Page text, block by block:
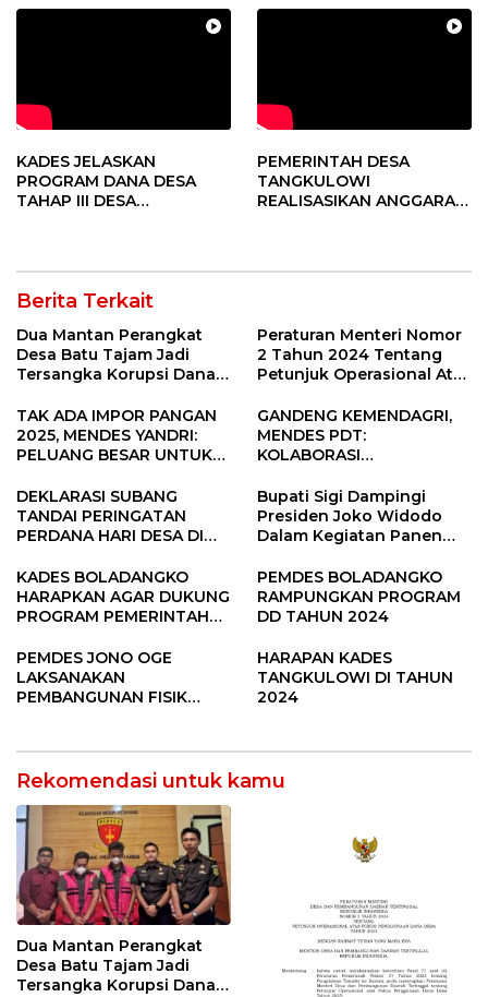
KADES JELASKAN
PROGRAM DANA DESA
TAHAP III DESA
PEMERINTAH DESA
TANGKULOWI
REALISASIKAN ANGGARAN
Berita Terkait
Dua Mantan Perangkat
Desa Batu Tajam Jadi
Tersangka Korupsi Dana
Peraturan Menteri Nomor
2 Tahun 2024 Tentang
Petunjuk Operasional Atas
Desa Tahun 2025
TAK ADA IMPOR PANGAN
2025, MENDES YANDRI:
PELUANG BESAR UNTUK
GANDENG KEMENDAGRI,
MENDES PDT:
KOLABORASI
PEMBANGUNAN DESA
DEKLARASI SUBANG
TANDAI PERINGATAN
PERDANA HARI DESA DI
Bupati Sigi Dampingi
Presiden Joko Widodo
Dalam Kegiatan Panen
Pandere
KADES BOLADANGKO
HARAPKAN AGAR DUKUNG
PROGRAM PEMERINTAH
PEMDES BOLADANGKO
RAMPUNGKAN PROGRAM
DD TAHUN 2024
PEMDES JONO OGE
LAKSANAKAN
PEMBANGUNAN FISIK
HARAPAN KADES
TANGKULOWI DI TAHUN
2024
Rekomendasi untuk kamu
Dua Mantan Perangkat
Desa Batu Tajam Jadi
Tersangka Korupsi Dana